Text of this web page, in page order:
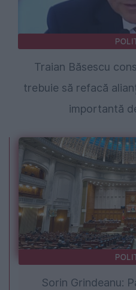
Traian Băsescu
trebuie să refacă
importantă
Sorin Grindeanu: